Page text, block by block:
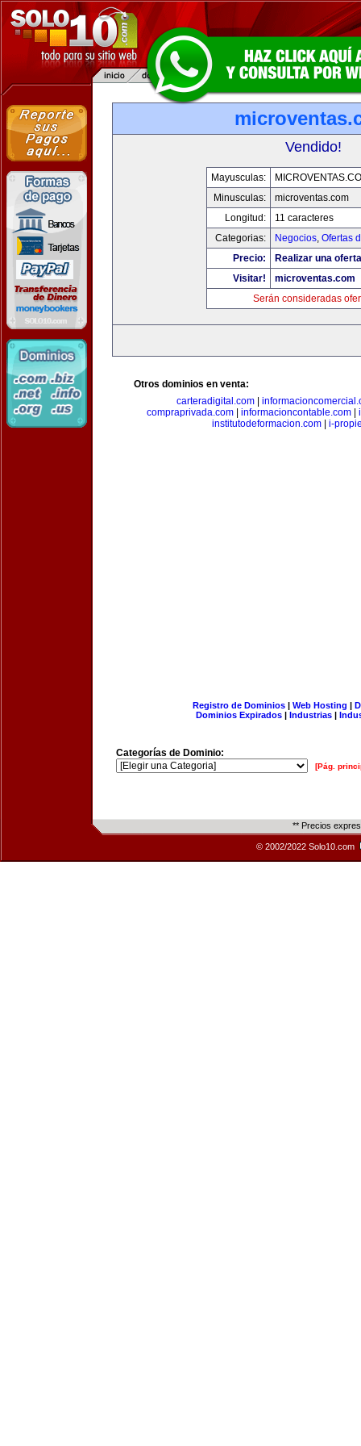
Vendido!
Mayusculas:
Minusculas:
microventas.com
Longitud:
11 caracteres
Categorias:
Negocios, Ofertas
Precio:
Realizar una
Visitar!
microventas.com
Serán consideradas
Otros dominios en venta:
carteradigital.com
compraprivada.com
informacioncontable.com
institutodeformacion.com| i-
Registro de Dominios| Web Hosting |
Dominios Expirados | Industrias |
Categorías de Dominio:
[Pág.
** Precios
© 2002/2022 Solo10.com